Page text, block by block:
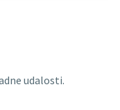
udalosti.